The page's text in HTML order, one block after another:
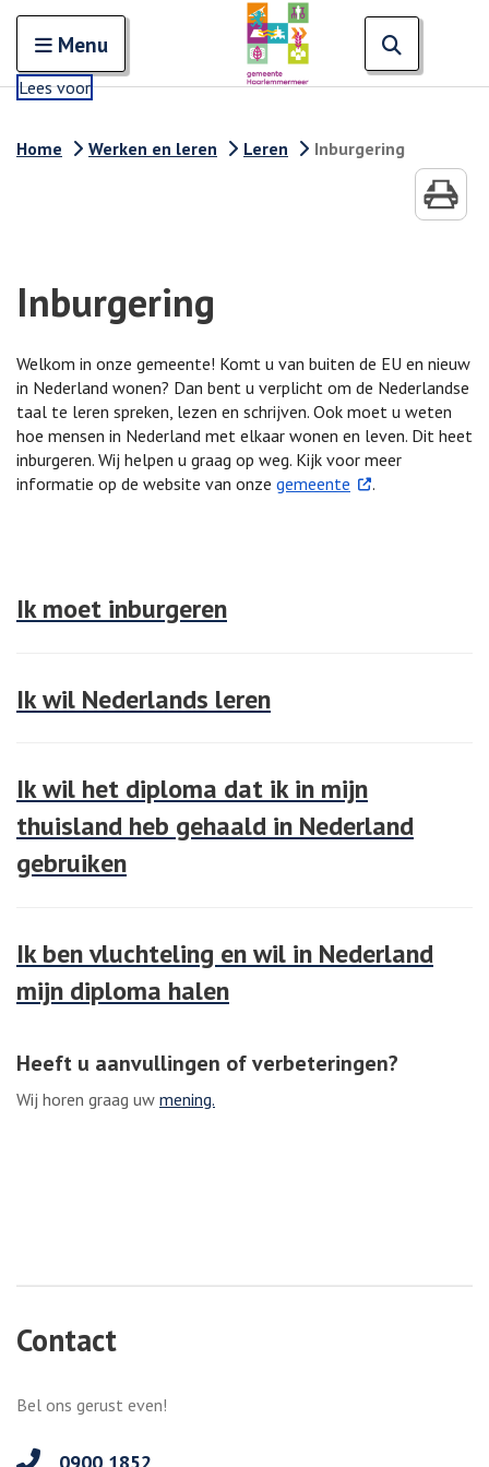
Open en sluit het
Menu
Lees voor
Home Werken en leren Leren Inburgering
Inburgering
Welkom in onze gemeente! Komt u van buiten de EU en nieuw
in Nederland wonen? Dan bent u verplicht om de Nederlandse
taal te leren spreken, lezen en schrijven. Ook moet u weten
hoe mensen in Nederland met elkaar wonen en leven. Dit heet
inburgeren. Wij helpen u graag op weg. Kijk voor meer
informatie op de website van onze gemeente . Externe link
.
Ik moet inburgeren
Ik wil Nederlands leren
Ik wil het diploma dat ik in mijn
thuisland heb gehaald in Nederland
gebruiken
Ik ben vluchteling en wil in Nederland
mijn diploma halen
Heeft u aanvullingen of verbeteringen?
Wij horen graag uw mening.
Contact
Bel ons gerust even!